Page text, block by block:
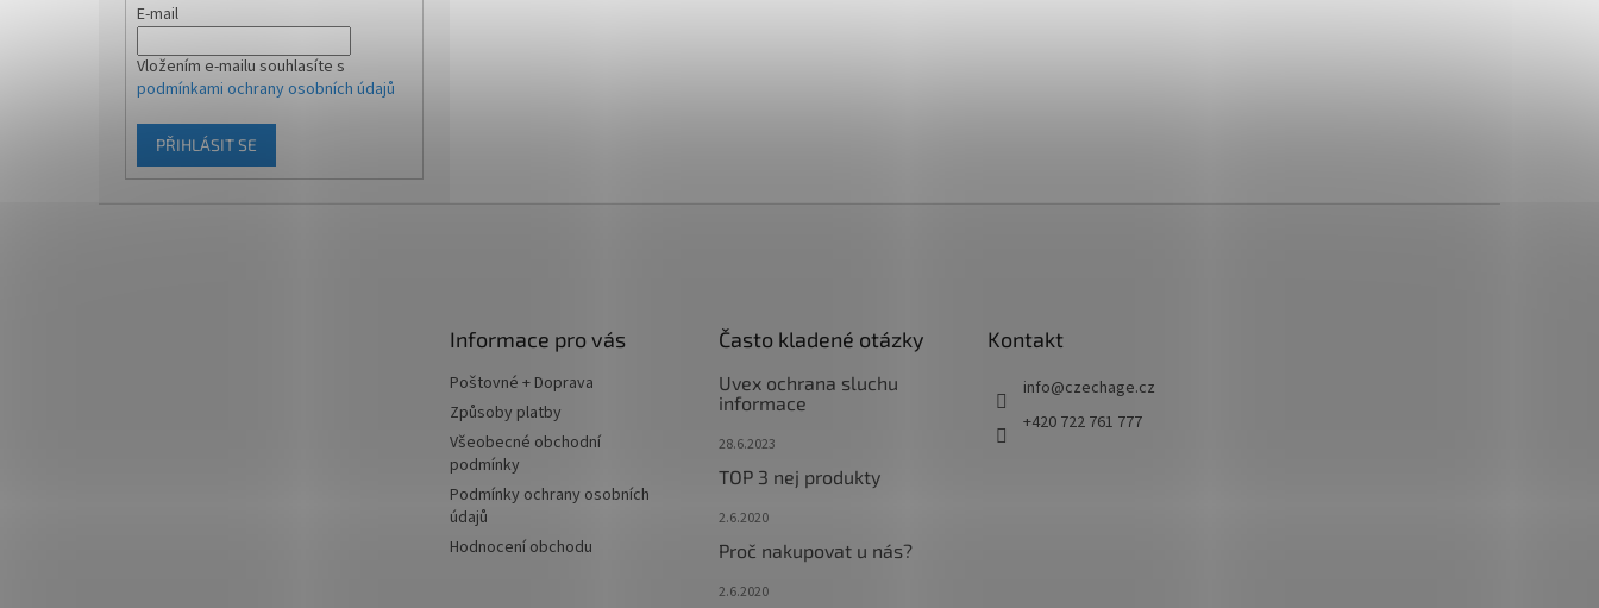
E-mail
Vložením e-mailu souhlasíte s
podmínkami ochrany osobních údajů
PŘIHLÁSIT SE
Informace pro vás
Poštovné + Doprava
Způsoby platby
Všeobecné obchodní
podmínky
Podmínky ochrany osobních
údajů
Hodnocení obchodu
Často kladené otázky
Uvex ochrana sluchu
informace
28.6.2023
TOP 3 nej produkty
2.6.2020
Proč nakupovat u nás?
2.6.2020
Kontakt
info@czechage.cz
+420 722 761 777